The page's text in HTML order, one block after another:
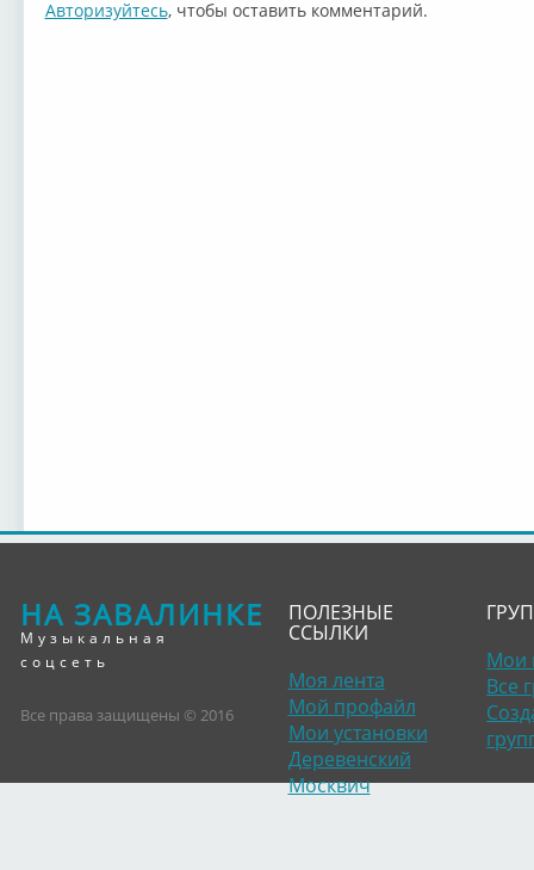
Авторизуйтесь, чтобы оставить комментарий.
НА ЗАВАЛИНКЕ
Музыкальная
соцсеть
Все права защищены © 2016
ПОЛЕЗНЫЕ
ССЫЛКИ
Моя лента
Мой профайл
Мои установки
Деревенский
Москвич
Мои
Все